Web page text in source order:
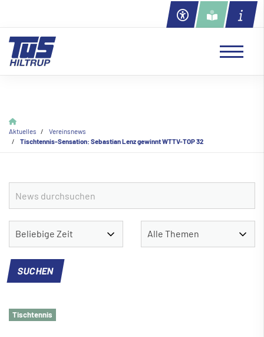
Aktuelles
Vereinsnews
Tischtennis-Sensation: Sebastian Lenz gewinnt WTTV-TOP 32
Tischtennis